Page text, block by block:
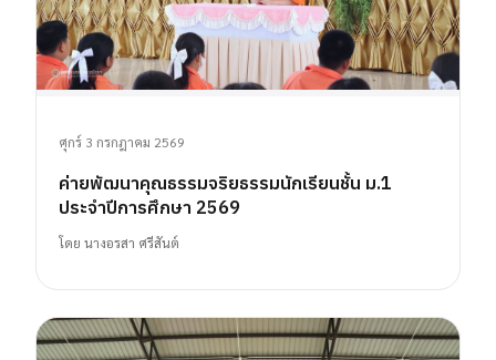
ศุกร์ 3 กรกฎาคม 2569
ค่ายพัฒนาคุณธรรมจริยธรรมนักเรียนชั้น ม.1
ประจำปีการศึกษา 2569
โดย นางอรสา ศรีสันต์